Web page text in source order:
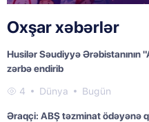
Oxşar xəbərlər
Husilər Səudiyyə Ərəbistanının
zərbə endirib
4 Dünya Bugün
Əraqçi: ABŞ təzminat ödəyənə